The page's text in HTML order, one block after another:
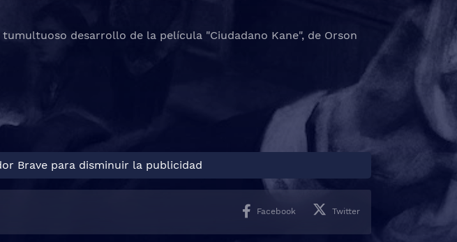
desarrollo de la película "Ciudadano Kane", de Orson
Brave para disminuir la publicidad
Facebook Twitter